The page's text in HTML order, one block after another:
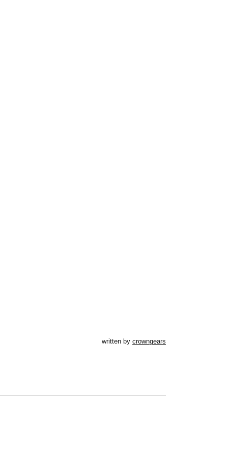
written by crowngears